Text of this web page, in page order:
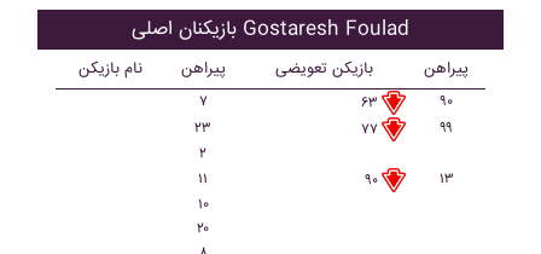
بازیکنان اصلی Gostaresh Foulad
نام بازیکن پیراهن بازیکن تعویضی پیراهن
۷ ۶۳
۹۰
۲۳
۷۷
۹۹
۲
۱۱
۹۰
۱۳
۱۰
۲۰